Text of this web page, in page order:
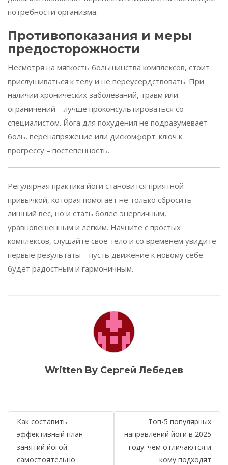
потребности организма.
Противопоказания и меры
предосторожности
Несмотря на мягкость большинства комплексов, стоит
прислушиваться к телу и не переусердствовать. При
наличии хронических заболеваний, травм или
ограничений – лучше проконсультироваться со
специалистом. Йога для похудения не подразумевает
боль, перенапряжение или дискомфорт: ключ к
прогрессу – постепенность.
Регулярная практика йоги становится приятной
привычкой, которая помогает не только сбросить
лишний вес, но и стать более энергичным,
уравновешенным и легким. Начните с простых
комплексов, слушайте своё тело и со временем увидите
первые результаты – пусть движение к новому себе
будет радостным и гармоничным.
Written By Сергей Лебедев
Навигация
по
записям
Как составить
эффективный план
занятий йогой
самостоятельно
Топ-5 популярных
направлений йоги в 2025
году: чем отличаются и
кому подходят